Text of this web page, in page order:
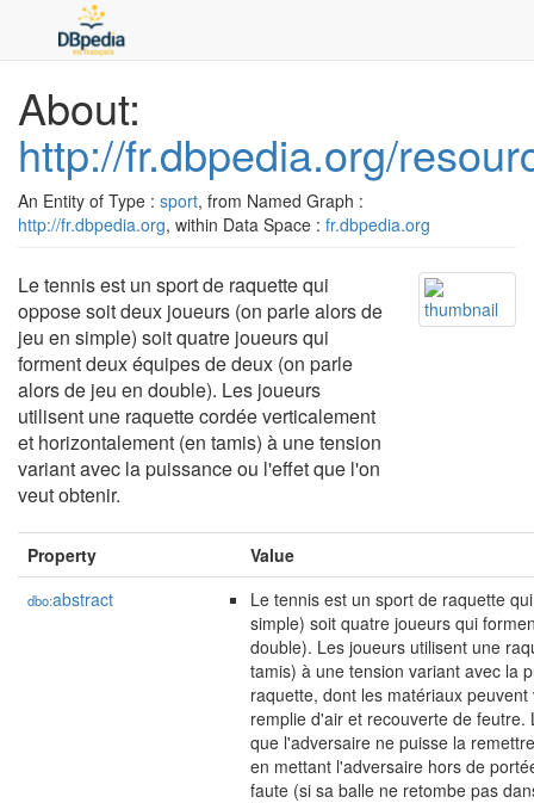
About:
http://fr.dbpedia.org/
An Entity of Type : sport, from Named Graph :
http://fr.dbpedia.org, within Data Space : fr.dbpedia.org
Le tennis est un sport de raquette qui
oppose soit deux joueurs (on parle alors de
jeu en simple) soit quatre joueurs qui
forment deux équipes de deux (on parle
alors de jeu en double). Les joueurs
utilisent une raquette cordée verticalement
et horizontalement (en tamis) à une tension
variant avec la puissance ou l'effet que l'on
veut obtenir.
Property Value
dbo:abstract
Le tennis est un sport de raquette
simple) soit quatre joueurs qui
double). Les joueurs utilisent une
tamis) à une tension variant avec la
raquette, dont les matériaux
remplie d'air et recouverte de
que l'adversaire ne puisse la
en mettant l'adversaire hors de
faute (si sa balle ne retombe pas